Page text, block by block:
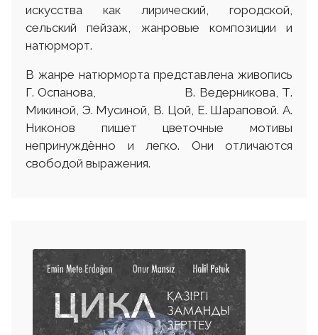
искусства как лирический, городской,
сельский пейзаж, жанровые композиции и
натюрморт.
В жанре натюрморта представлена живопись
Г. Оспанова, В. Ведерникова, Т.
Микиной, Э. Мусиной, В. Цой, Е. Шараповой. А.
Никонов пишет цветочные мотивы
непринуждённо и легко. Они отличаются
свободой выражения.